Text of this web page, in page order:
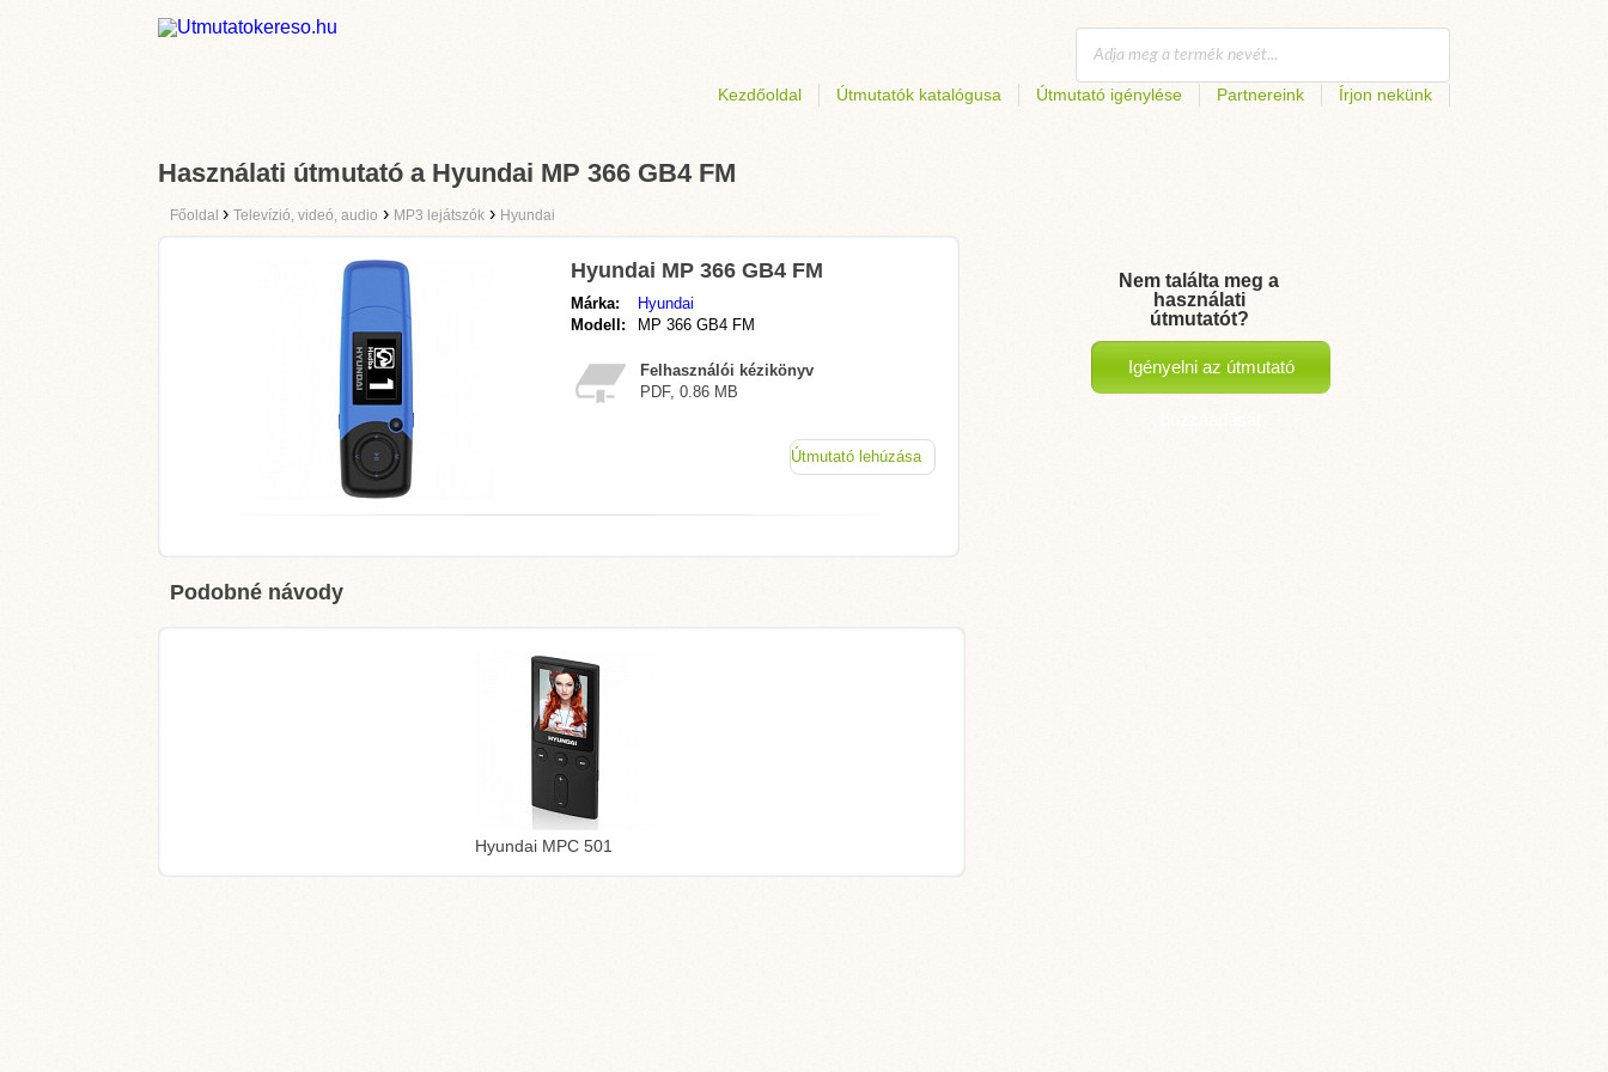
Kezdőoldal Útmutatók katalógusa Útmutató igénylése Partnereink Írjon nekünk
Használati útmutató a Hyundai MP 366 GB4 FM
Főoldal › Televízió, videó, audio › MP3 lejátszók › Hyundai
Hyundai MP 366 GB4 FM
Márka:
Hyundai
Modell:
MP 366 GB4 FM
Felhasználói kézikönyv
PDF, 0.86 MB
Útmutató lehúzása
Podobné návody
Hyundai MPC 501
Nem találta meg a
használati
útmutatót?
Igényelni az útmutató